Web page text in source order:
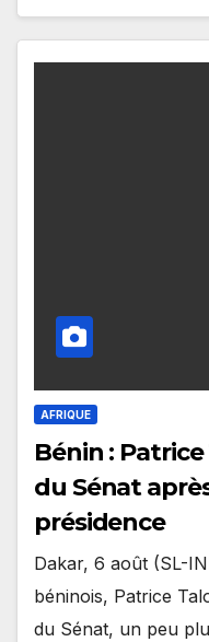
AFRIQUE
Bénin :
du Sénat
présidence
Dakar, 6 août (SL-
béninois, Patrice
du Sénat, un peu